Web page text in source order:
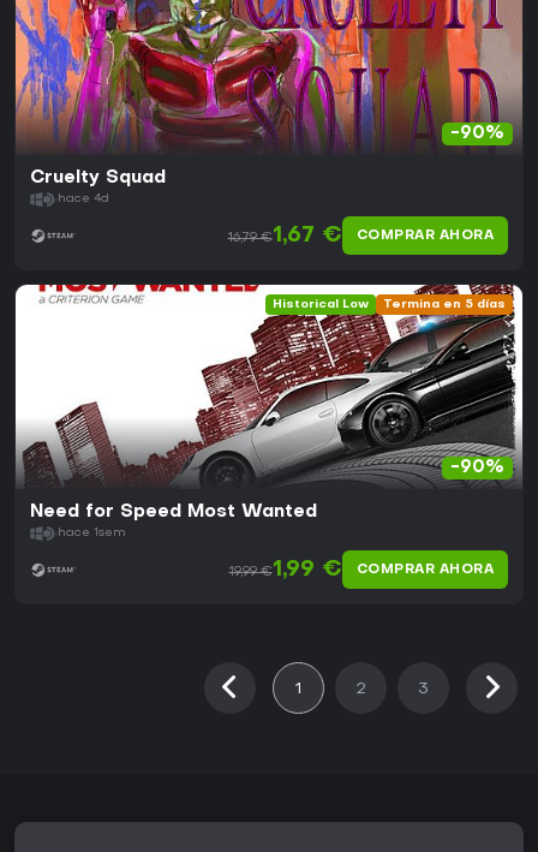
-90%
Cruelty Squad
hace 4d
16,79 €1,67 € COMPRAR AHORA
Historical Low Termina en 5 días
-90%
Need for Speed Most Wanted
hace 1sem
19,99 €1,99 € COMPRAR AHORA
1 2 3